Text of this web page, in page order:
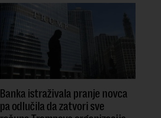
Banka istraživala pranje novca
pa odlučila da zatvori sve